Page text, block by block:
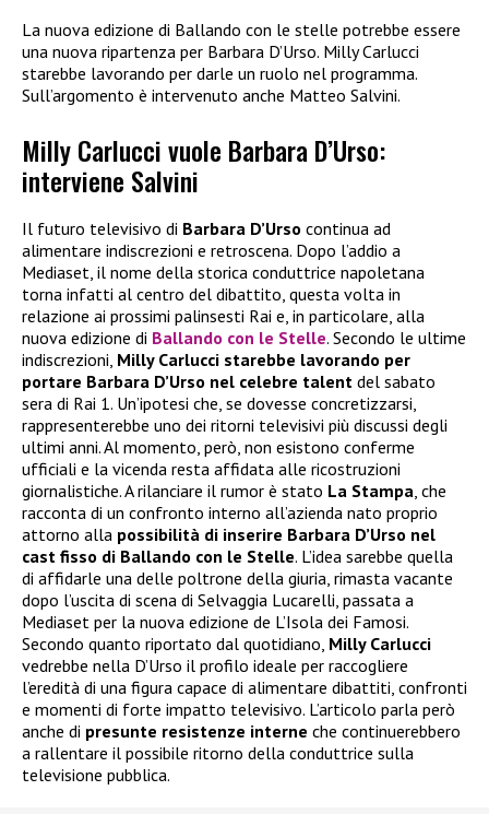
La nuova edizione di Ballando con le stelle potrebbe essere
una nuova ripartenza per Barbara D’Urso. Milly Carlucci
starebbe lavorando per darle un ruolo nel programma.
Sull’argomento è intervenuto anche Matteo Salvini.
Milly Carlucci vuole Barbara D’Urso:
interviene Salvini
Il futuro televisivo di Barbara D’Urso continua ad
alimentare indiscrezioni e retroscena. Dopo l’addio a
Mediaset, il nome della storica conduttrice napoletana
torna infatti al centro del dibattito, questa volta in
relazione ai prossimi palinsesti Rai e, in particolare, alla
nuova edizione di Ballando con le Stelle. Secondo le ultime
indiscrezioni, Milly Carlucci starebbe lavorando per
portare Barbara D’Urso nel celebre talent del sabato
sera di Rai 1. Un’ipotesi che, se dovesse concretizzarsi,
rappresenterebbe uno dei ritorni televisivi più discussi degli
ultimi anni. Al momento, però, non esistono conferme
ufficiali e la vicenda resta affidata alle ricostruzioni
giornalistiche. A rilanciare il rumor è stato La Stampa, che
racconta di un confronto interno all’azienda nato proprio
attorno alla possibilità di inserire Barbara D’Urso nel
cast fisso di Ballando con le Stelle. L’idea sarebbe quella
di affidarle una delle poltrone della giuria, rimasta vacante
dopo l’uscita di scena di Selvaggia Lucarelli, passata a
Mediaset per la nuova edizione de L’Isola dei Famosi.
Secondo quanto riportato dal quotidiano, Milly Carlucci
vedrebbe nella D’Urso il profilo ideale per raccogliere
l’eredità di una figura capace di alimentare dibattiti, confronti
e momenti di forte impatto televisivo. L’articolo parla però
anche di presunte resistenze interne che continuerebbero
a rallentare il possibile ritorno della conduttrice sulla
televisione pubblica.